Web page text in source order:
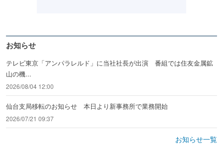
お知らせ
テレビ東京「アンパラレルド」に当社社長が出演 番組では住友金属鉱
山の機...
2026/08/04 12:00
仙台支局移転のお知らせ 本日より新事務所で業務開始
2026/07/21 09:37
お知らせ一覧